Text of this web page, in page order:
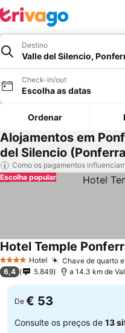
Destino
Valle del Silencio,
Check-in/out
Escolha as datas
Ordenar
Alojamentos em
del Silencio
Como os pagamentos
Escolha popular
4 EstrelasHotel Chave de quarto
Hotel Temple
6,4 5.849 a 14.3 km de
De € 53
Consulte os preços de 13